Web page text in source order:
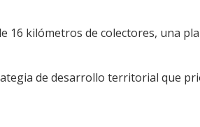
16 kilómetros de colectores, una
de desarrollo territorial que